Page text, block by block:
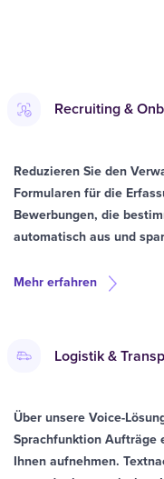
Recruiting &
Reduzieren Sie den
Formularen für die
Bewerbungen, die
automatisch aus und
Mehr erfahren
Logistik &
Über unsere Voice-
Sprachfunktion Aufträge
Ihnen aufnehmen.